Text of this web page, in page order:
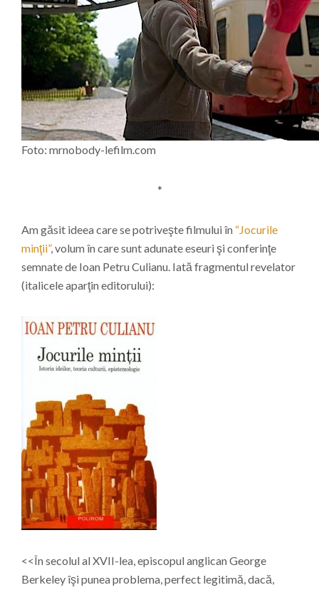
Foto: mrnobody-lefilm.com
*
Am găsit ideea care se potriveşte filmului în “Jocurile
minţii”, volum în care sunt adunate eseuri şi conferinţe
semnate de Ioan Petru Culianu. Iată fragmentul revelator
(italicele aparţin editorului):
<<În secolul al XVII-lea, episcopul anglican George
Berkeley îşi punea problema, perfect legitimă, dacă,